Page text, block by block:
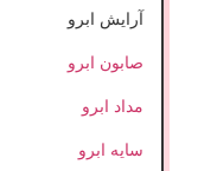
آرایش ابرو
صابون ابرو
مداد ابرو
سایه ابرو